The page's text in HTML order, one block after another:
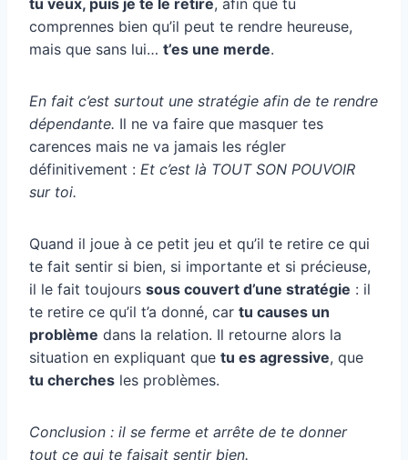
comprennes bien qu’il peut te rendre heureuse,
mais que sans lui… t’es une merde.
En fait c’est surtout une stratégie afin de te rendre
dépendante. Il ne va faire que masquer tes
carences mais ne va jamais les régler
définitivement : Et c’est là TOUT SON POUVOIR
sur toi.
Quand il joue à ce petit jeu et qu’il te retire ce qui
te fait sentir si bien, si importante et si précieuse,
il le fait toujours sous couvert d’une stratégie : il
te retire ce qu’il t’a donné, car tu causes un
problème dans la relation. Il retourne alors la
situation en expliquant que tu es agressive, que
tu cherches les problèmes.
Conclusion : il se ferme et arrête de te donner
tout ce qui te faisait sentir bien.